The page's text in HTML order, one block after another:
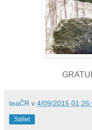
teaČR v 4/09/2015
Sdílet